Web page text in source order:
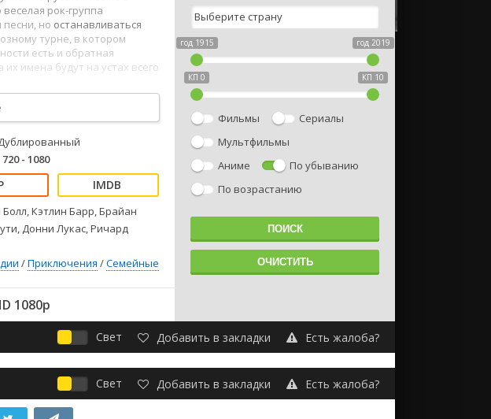
Спорт
Триллеры
Ужасы
2022
2021
Зарубежные
Фильмы из соцетей
веселая рок-группа
но останавливаться
турне, в котором
есть и обратная
их имена будут на устах всего
720 - 1080
Кэтлин Барр, Брайан
Донни Лукас, Ричард
/Приключения /Семейные
1080p
год 1915 год 2019
КП 0 КП 10
Фильмы
Сериалы
Мультфильмы
Аниме
По убыванию
По возрастанию
Свет Добавить в закладки Есть жалоба?
Свет Добавить в закладки Есть жалоба?